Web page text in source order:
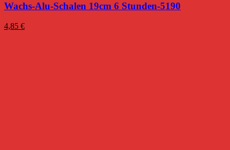
Wachs-Alu-Schalen 19cm 6 Stunden-5190
4,85 €